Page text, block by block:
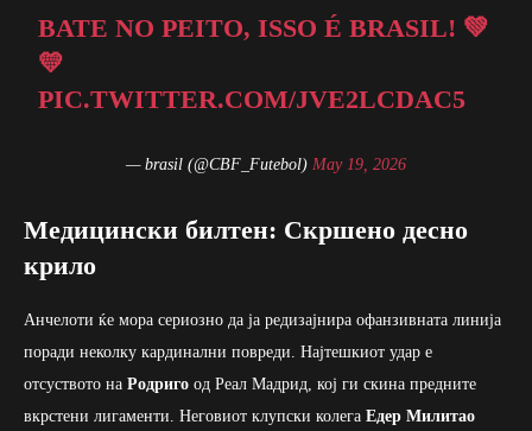
BATE NO PEITO, ISSO É BRASIL! 💚
💛
PIC.TWITTER.COM/JVE2LCDAC5
— brasil (@CBF_Futebol) May 19, 2026
Медицински билтен: Скршено десно
крило
Анчелоти ќе мора сериозно да ја редизајнира офанзивната линија
поради неколку кардинални повреди. Најтешкиот удар е
отсуството на Родриго од Реал Мадрид, кој ги скина предните
вкрстени лигаменти. Неговиот клупски колега Едер Милитао